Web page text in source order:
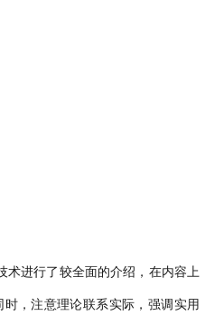
进行了较全面的介绍，在内容上
，注意理论联系实际，强调实用